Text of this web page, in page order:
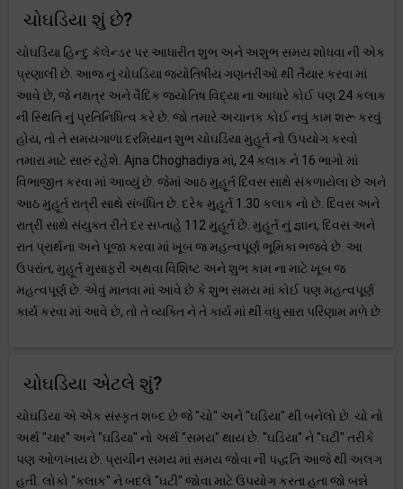
ચોઘડિયા શું છે?
ચોઘડિયા હિન્દુ કૅલેન્ડર પર આધારીત શુભ અને અશુભ સમય શોધવા ની એક
પ્રણાલી છે. આજ નું ચોઘડિયા જ્યોતિષીય ગણતરીઓ થી તૈયાર કરવા માં
આવે છે, જે નક્ષત્ર અને વૈદિક જ્યોતિષ વિદ્યા ના આધારે કોઈ પણ 24 કલાક
ની સ્થિતિ નું પ્રતિનિધિત્વ કરે છે. જો તમારે અચાનક કોઈ નવું કામ શરૂ કરવું
હોય, તો તે સમયગાળા દરમિયાન શુભ ચોઘડિયા મુહૂર્ત નો ઉપયોગ કરવો
તમારા માટે સારું રહેશે. Ajna Choghadiya માં, 24 કલાક ને 16 ભાગો માં
વિભાજીત કરવા માં આવ્યું છે. જેમાં આઠ મુહૂર્ત દિવસ સાથે સંકળાયેલા છે અને
આઠ મુહૂર્ત રાત્રી સાથે સંબંધિત છે. દરેક મુહૂર્ત 1.30 કલાક નો છે. દિવસ અને
રાત્રી સાથે સંયુક્ત રીતે દર સપ્તાહે 112 મુહૂર્ત છે. મુહૂર્ત નું જ્ઞાન, દિવસ અને
રાત પ્રાર્થના અને પૂજા કરવા માં ખૂબ જ મહત્વપૂર્ણ ભૂમિકા ભજવે છે. આ
ઉપરાંત, મુહૂર્ત મુસાફરી અથવા વિશિષ્ટ અને શુભ કામ ના માટે ખૂબ જ
મહત્વપૂર્ણ છે. એવું માનવા માં આવે છે કે શુભ સમય માં કોઈ પણ મહત્વપૂર્ણ
કાર્ય કરવા માં આવે છે, તો તે વ્યક્તિ ને તે કાર્ય માં થી વધુ સારા પરિણામ મળે છે.
ચોઘડિયા એટલે શું?
ચોઘડિયા એ એક સંસ્કૃત શબ્દ છે જે "ચો" અને "ઘડિયા" થી બનેલો છે. ચો નો
અર્થ "ચાર" અને "ઘડિયા" નો અર્થ "સમય" થાય છે. "ઘડિયા" ને "ઘટી" તરીકે
પણ ઓળખાય છે. પ્રાચીન સમય માં સમય જોવા ની પદ્ધતિ આજે થી અલગ
હતી. લોકો "કલાક" ને બદલે "ઘટી" જોવા માટે ઉપયોગ કરતા હતા જો બન્ને